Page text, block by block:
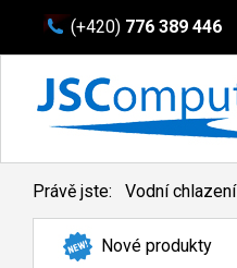
(+420) 776 389 446
Právě jste: Vodní chlazení
Nové produkty